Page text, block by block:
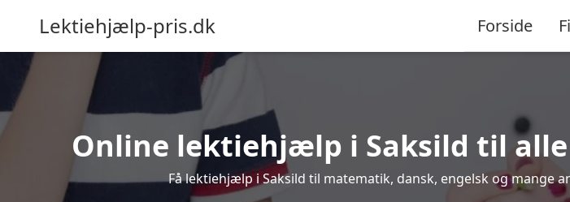
Lektiehjælp-pris.dk Forside
Online lektiehjælp i Saksild til
Få lektiehjælp i Saksild til matematik, dansk, engelsk og mange